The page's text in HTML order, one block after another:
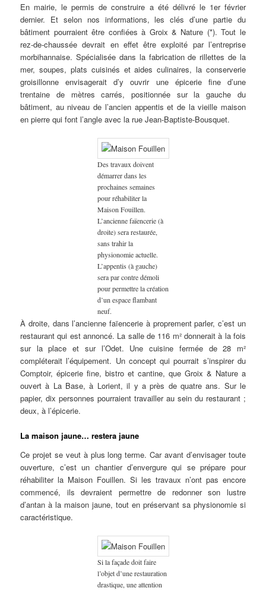
En mairie, le permis de construire a été délivré le 1er février
dernier. Et selon nos informations, les clés d’une partie du
bâtiment pourraient être confiées à Groix & Nature (*). Tout le
rez-de-chaussée devrait en effet être exploité par l’entreprise
morbihannaise. Spécialisée dans la fabrication de rillettes de la
mer, soupes, plats cuisinés et aides culinaires, la conserverie
groisillonne envisagerait d’y ouvrir une épicerie fine d’une
trentaine de mètres carrés, positionnée sur la gauche du
bâtiment, au niveau de l’ancien appentis et de la vieille maison
en pierre qui font l’angle avec la rue Jean-Baptiste-Bousquet.
Des travaux doivent
démarrer dans les
prochaines semaines
pour réhabiliter la
Maison Fouillen.
L’ancienne faïencerie (à
droite) sera restaurée,
sans trahir la
physionomie actuelle.
L’appentis (à gauche)
sera par contre démoli
pour permettre la création
d’un espace flambant
neuf.
À droite, dans l’ancienne faïencerie à proprement parler, c’est un
restaurant qui est annoncé. La salle de 116 m² donnerait à la fois
sur la place et sur l’Odet. Une cuisine fermée de 28 m²
compléterait l’équipement. Un concept qui pourrait s’inspirer du
Comptoir, épicerie fine, bistro et cantine, que Groix & Nature a
ouvert à La Base, à Lorient, il y a près de quatre ans. Sur le
papier, dix personnes pourraient travailler au sein du restaurant ;
deux, à l’épicerie.
La maison jaune… restera jaune
Ce projet se veut à plus long terme. Car avant d’envisager toute
ouverture, c’est un chantier d’envergure qui se prépare pour
réhabiliter la Maison Fouillen. Si les travaux n’ont pas encore
commencé, ils devraient permettre de redonner son lustre
d’antan à la maison jaune, tout en préservant sa physionomie si
caractéristique.
Si la façade doit faire
l’objet d’une restauration
drastique, une attention